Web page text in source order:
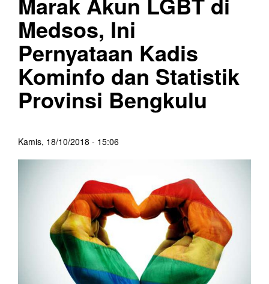
Medsos, Ini
Pernyataan Kadis
Kominfo dan Statistik
Provinsi Bengkulu
Kamis, 18/10/2018 - 15:06